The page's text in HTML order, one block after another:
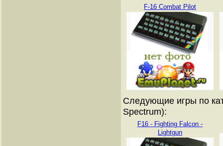
F-16 Combat Pilot
Следующие игры по
Spectrum):
F16 - Fighting Falcon -
Lightgun